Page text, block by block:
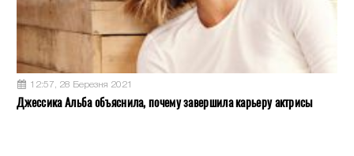
12:57, 28 Березня 2021
Джессика Альба объяснила, почему завершила карьеру актрисы